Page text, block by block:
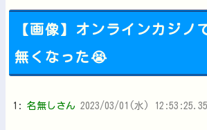
【画像】オンラインカジノ
無くなった😭
1: 名無しさん 2023/03/01(水) 12:53:25.35